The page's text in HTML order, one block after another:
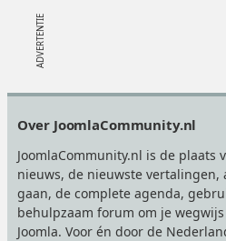
Over JoomlaCommunity.nl
JoomlaCommunity.nl is de plaats
nieuws, de nieuwste vertalingen,
gaan, de complete agenda,
behulpzaam forum om je
Joomla. Voor én door de